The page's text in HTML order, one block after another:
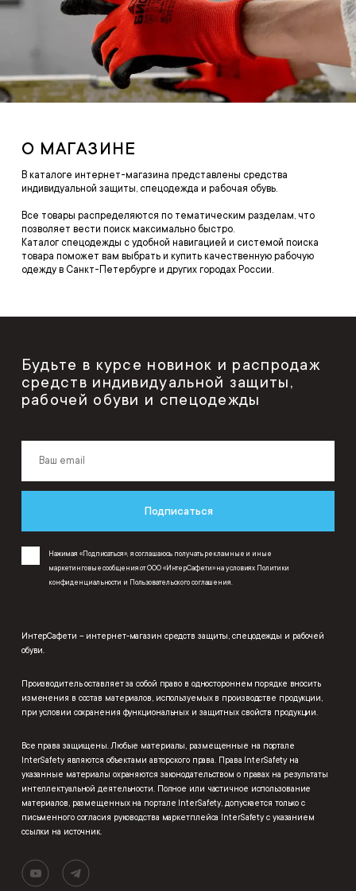
О МАГАЗИНЕ
В каталоге интернет-магазина представлены средства
индивидуальной защиты, спецодежда и рабочая обувь.
Все товары распределяются по тематическим разделам, что
позволяет вести поиск максимально быстро.
Каталог спецодежды с удобной навигацией и системой поиска
товара поможет вам выбрать и купить качественную рабочую
одежду в Санкт-Петербурге и других городах России.
Будьте в курсе новинок и распродаж
средств индивидуальной защиты,
рабочей обуви и спецодежды
Подписаться
Нажимая «Подписаться», я соглашаюсь получать рекламные и иные
маркетинговые сообщения от ООО «ИнтерСафети» на условиях Политики
конфиденциальности и Пользовательского соглашения
ИнтерСафети – интернет-магазин средств защиты, спецодежды и рабочей
обуви.
Производитель оставляет за собой право в одностороннем порядке вносить
изменения в состав материалов, используемых в производстве продукции,
при условии сохранения функциональных и защитных свойств продукции.
Все права защищены. Любые материалы, размещенные на портале
InterSafety являются объектами авторского права. Права InterSafety на
указанные материалы охраняются законодательством о правах на результаты
интеллектуальной деятельности. Полное или частичное использование
материалов, размещенных на портале InterSafety, допускается только с
письменного согласия руководства маркетплейса InterSafety с указанием
ссылки на источник.